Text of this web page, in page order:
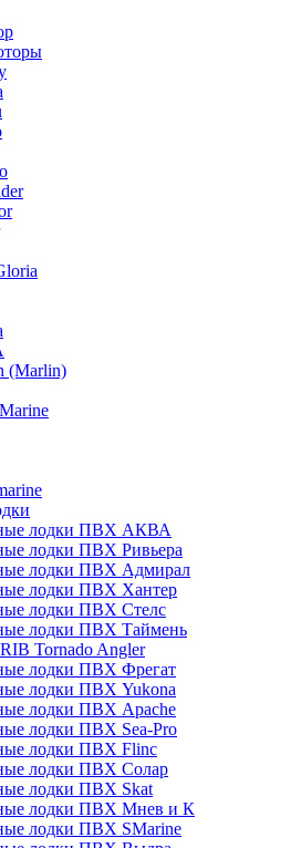
(Marlin)
лодки ПВХ АКВА
лодки ПВХ Ривьера
лодки ПВХ Адмирал
лодки ПВХ Хантер
лодки ПВХ Стелс
лодки ПВХ Таймень
Tornado Angler
лодки ПВХ Фрегат
лодки ПВХ Yukona
лодки ПВХ Apache
лодки ПВХ Sea-Pro
лодки ПВХ Flinc
лодки ПВХ Солар
лодки ПВХ Skat
лодки ПВХ Мнев и К
лодки ПВХ SMarine